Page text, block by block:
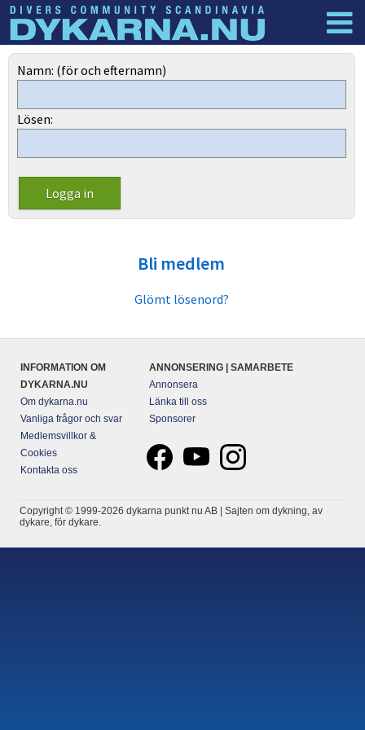
Dyknyheter
Namn: (för och efternamn)
Lösen:
Bli medlem
Glömt lösenord?
INFORMATION OM
DYKARNA.NU
Om dykarna.nu
Vanliga frågor och svar
Medlemsvillkor &
Cookies
Kontakta oss
ANNONSERING | SAMARBETE
Annonsera
Länka till oss
Sponsorer
Copyright © 1999-2026 dykarna punkt nu AB | Sajten om dykning, av
dykare, för dykare.